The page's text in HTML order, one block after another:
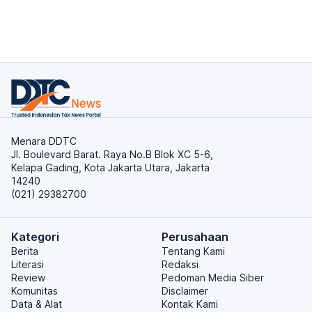
Menara DDTC
Jl. Boulevard Barat. Raya No.B Blok XC 5-6,
Kelapa Gading, Kota Jakarta Utara, Jakarta
14240
(021) 29382700
Kategori
Berita
Literasi
Review
Komunitas
Data & Alat
Perusahaan
Tentang Kami
Redaksi
Pedoman Media Siber
Disclaimer
Kontak Kami